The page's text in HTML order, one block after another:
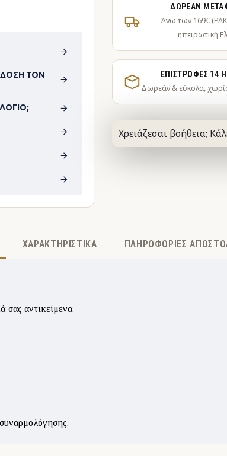
ΔΌΣΗ ΤΟΝ
ΔΩΡΕΆΝ
Άνω των 169€
ηπειρωτική
ΕΠΙΣΤΡΟΦΈΣ 14
Δωρεάν & εύκολα,
Χρειάζεσαι βοήθεια;
ΧΑΡΑΚΤΗΡΙΣΤΙΚΆ ΠΛΗΡΟΦΟΡΊΕΣ
σας αντικείμενα.